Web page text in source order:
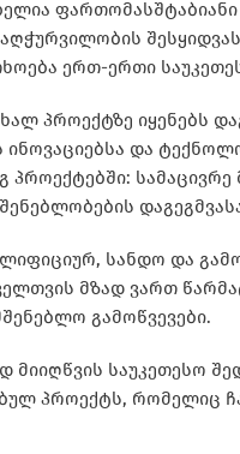
ფართომასშტაბიანი
ერთ-ერთი
პროექტზე იყენებს
ინოვაციებსა და
სამაცივრე
სანდო და
მზად ვართ
გამოწვევები.
მიიღწვის საუკეთესო
პროექტს, რომელიც